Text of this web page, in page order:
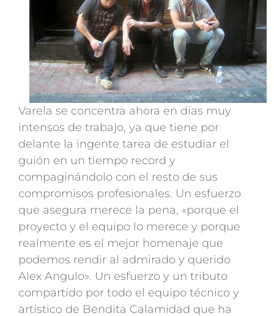
Varela se concentra ahora en días muy
intensos de trabajo, ya que tiene por
delante la ingente tarea de estudiar el
guión en un tiempo record y
compaginándolo con el resto de sus
compromisos profesionales. Un esfuerzo
que asegura merece la pena, «porque el
proyecto y el equipo lo merece y porque
realmente es el mejor homenaje que
podemos rendir al admirado y querido
Alex Angulo». Un esfuerzo y un tributo
compartido por todo el equipo técnico y
artístico de Bendita Calamidad que ha